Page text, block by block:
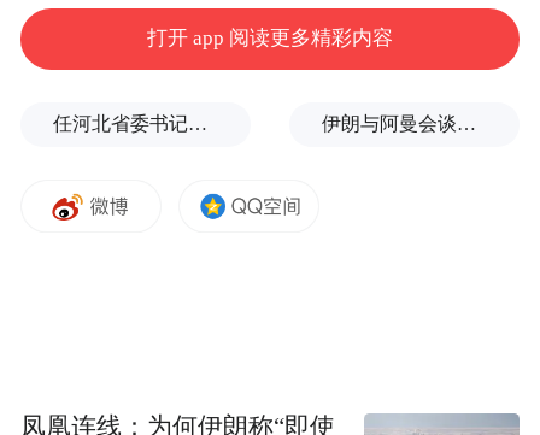
by the user of Dafeng Hao, which is a social media
platform and merely provides information storage
打开 app 阅读更多精彩内容
任河北省委书记后，罗文首次调研 伊朗与阿曼会谈最新细节曝光
凤凰连线：为何伊朗称“即使